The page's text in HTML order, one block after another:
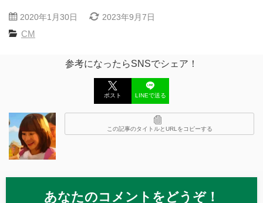
2020年1月30日 2023年9月7日
CM
参考になったらSNSでシェア！
ポスト LINEで送る
この記事のタイトルとURLをコピーする
あなたのコメントをどうぞ！